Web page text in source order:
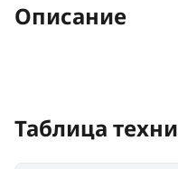
Описание
Таблица